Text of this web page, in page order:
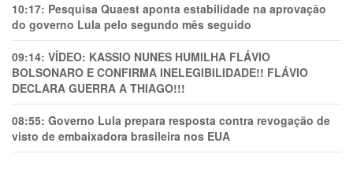
10:17: Pesquisa Quaest aponta estabilidade na aprovação
do governo Lula pelo segundo mês seguido
09:14: VÍDEO: KASSIO NUNES HUMlLHA FLÁVIO
BOLSONARO E CONFIRMA INELEGIBILIDADE!! FLÁVIO
DECLARA GUERRA A THIAGO!!!
08:55: Governo Lula prepara resposta contra revogação de
visto de embaixadora brasileira nos EUA